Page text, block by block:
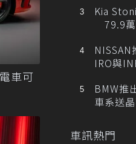
車可
Kia
79.9萬
IRO與
BMW推
車系送
車訊熱門